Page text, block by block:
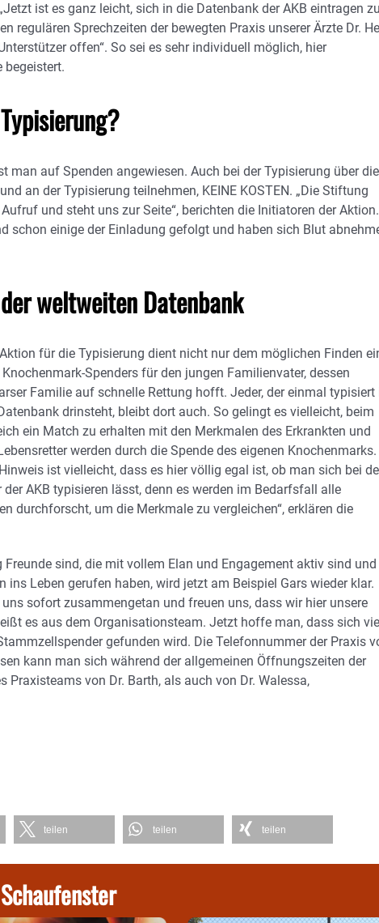
ist es ganz leicht, sich in die Datenbank der AKB eintragen zu
regulären Sprechzeiten der bewegten Praxis unserer Ärzte Dr.
offen“. So sei es sehr individuell möglich, hier
begeistert.
man auf Spenden angewiesen. Auch bei der Typisierung über die
an der Typisierung teilnehmen, KEINE KOSTEN. „Die Stiftung
und steht uns zur Seite“, berichten die Initiatoren der Aktion.
schon einige der Einladung gefolgt und haben sich Blut
weltweiten Datenbank
für die Typisierung dient nicht nur dem möglichen Finden
Spenders für den jungen Familienvater, dessen
Familie auf schnelle Rettung hofft. Jeder, der einmal typisiert
drinsteht, bleibt dort auch. So gelingt es vielleicht, beim
ein Match zu erhalten mit den Merkmalen des Erkrankten und
werden durch die Spende des eigenen Knochenmarks.
ist vielleicht, dass es hier völlig egal ist, ob man sich bei
der AKB typisieren lässt, denn es werden im Bedarfsfall alle
durchforscht, um die Merkmale zu vergleichen“, erklären die
Freunde sind, die mit vollem Elan und Engagement aktiv sind und
ins Leben gerufen haben, wird jetzt am Beispiel Gars wieder klar.
uns sofort zusammengetan und freuen uns, dass wir hier unsere
es aus dem Organisationsteam. Jetzt hoffe man, dass sich
gefunden wird. Die Telefonnummer der Praxis
kann man sich während der allgemeinen Öffnungszeiten der
Praxisteams von Dr. Barth, als auch von Dr. Walessa,
teilen teilen teilen
Schaufenster